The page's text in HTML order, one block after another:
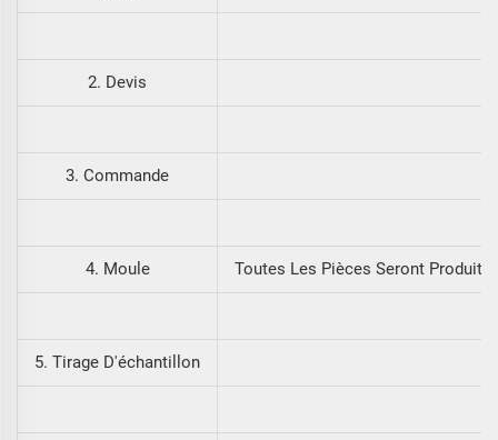
2. Devis
3. Commande
4. Moule Toutes Les Pièces Seront
5. Tirage D'échantillon